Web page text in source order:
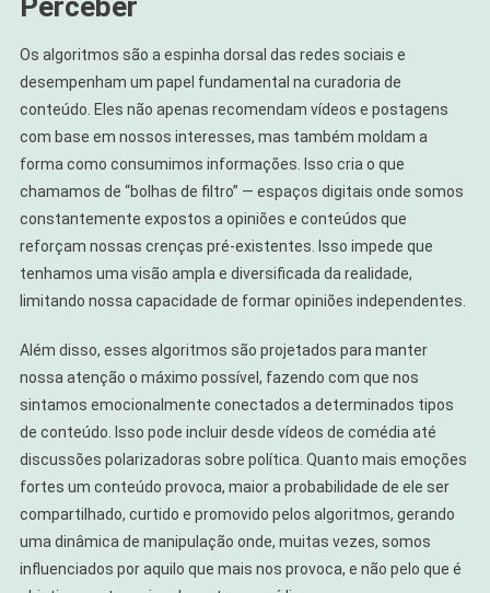
Os algoritmos são a espinha dorsal das redes sociais e
desempenham um papel fundamental na curadoria de
conteúdo. Eles não apenas recomendam vídeos e postagens
com base em nossos interesses, mas também moldam a
forma como consumimos informações. Isso cria o que
chamamos de “bolhas de filtro” — espaços digitais onde somos
constantemente expostos a opiniões e conteúdos que
reforçam nossas crenças pré-existentes. Isso impede que
tenhamos uma visão ampla e diversificada da realidade,
limitando nossa capacidade de formar opiniões independentes.
Além disso, esses algoritmos são projetados para manter
nossa atenção o máximo possível, fazendo com que nos
sintamos emocionalmente conectados a determinados tipos
de conteúdo. Isso pode incluir desde vídeos de comédia até
discussões polarizadoras sobre política. Quanto mais emoções
fortes um conteúdo provoca, maior a probabilidade de ele ser
compartilhado, curtido e promovido pelos algoritmos, gerando
uma dinâmica de manipulação onde, muitas vezes, somos
influenciados por aquilo que mais nos provoca, e não pelo que é